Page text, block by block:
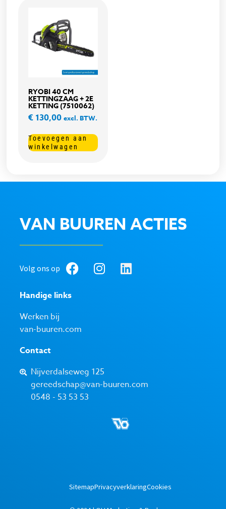
RYOBI 40 CM
KETTINGZAAG + 2E
KETTING (7510062)
€ 130,00 excl. BTW.
Toevoegen aan
winkelwagen
VAN BUUREN ACTIES
Volg ons op
Handige links
Werken bij
van-buuren.com
Contact
Nijverdalseweg 125
gereedschap@van-buuren.com
0548 - 53 53 53
SitemapPrivacyverklaringCookies